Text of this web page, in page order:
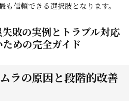
も信頼できる選択肢となります。
敗の実例とトラブル対応
めの完全ガイド
ラの原因と段階的改善